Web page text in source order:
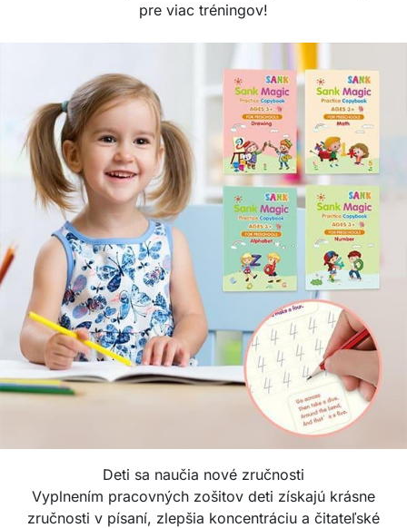
pre viac tréningov!
Deti sa naučia nové zručnosti
Vyplnením pracovných zošitov deti získajú krásne
zručnosti v písaní, zlepšia koncentráciu a čitateľské